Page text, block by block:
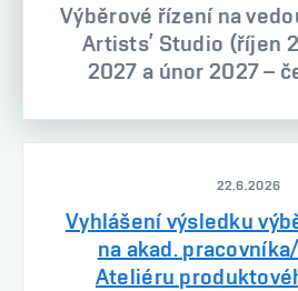
Výběrové řízení na
Artists’ Studio (říjen
2027 a únor 2027 –
22.6.2026
Vyhlášení výsledku
na akad.
Ateliéru